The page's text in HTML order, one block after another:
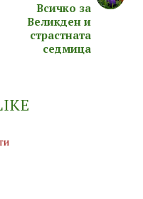
Всичко за
Великден и
страстната
седмица